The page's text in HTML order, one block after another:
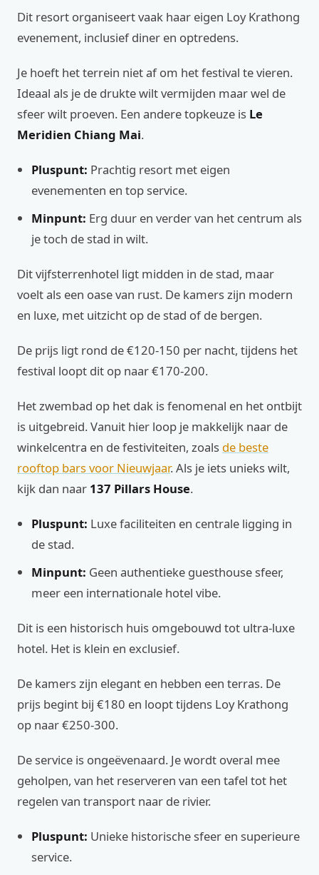
Dit resort organiseert vaak haar eigen Loy Krathong
evenement, inclusief diner en optredens.
Je hoeft het terrein niet af om het festival te vieren.
Ideaal als je de drukte wilt vermijden maar wel de
sfeer wilt proeven. Een andere topkeuze is Le
Meridien Chiang Mai.
Pluspunt: Prachtig resort met eigen
evenementen en top service.
Minpunt: Erg duur en verder van het centrum als
je toch de stad in wilt.
Dit vijfsterrenhotel ligt midden in de stad, maar
voelt als een oase van rust. De kamers zijn modern
en luxe, met uitzicht op de stad of de bergen.
De prijs ligt rond de €120-150 per nacht, tijdens het
festival loopt dit op naar €170-200.
Het zwembad op het dak is fenomenal en het ontbijt
is uitgebreid. Vanuit hier loop je makkelijk naar de
winkelcentra en de festiviteiten, zoals de beste
rooftop bars voor Nieuwjaar. Als je iets unieks wilt,
kijk dan naar 137 Pillars House.
Pluspunt: Luxe faciliteiten en centrale ligging in
de stad.
Minpunt: Geen authentieke guesthouse sfeer,
meer een internationale hotel vibe.
Dit is een historisch huis omgebouwd tot ultra-luxe
hotel. Het is klein en exclusief.
De kamers zijn elegant en hebben een terras. De
prijs begint bij €180 en loopt tijdens Loy Krathong
op naar €250-300.
De service is ongeëvenaard. Je wordt overal mee
geholpen, van het reserveren van een tafel tot het
regelen van transport naar de rivier.
Pluspunt: Unieke historische sfeer en superieure
service.